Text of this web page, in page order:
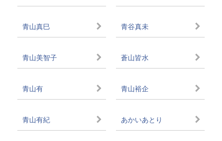
青山真巳 青谷真未
青山美智子 蒼山皆水
青山有 青山裕企
青山有紀 あかいあとり